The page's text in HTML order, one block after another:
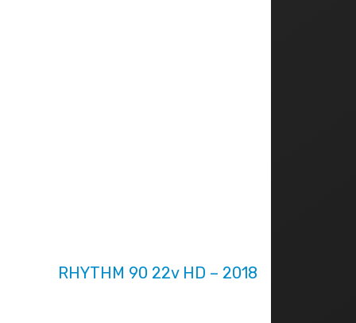
RHYTHM 90 22v HD – 2018